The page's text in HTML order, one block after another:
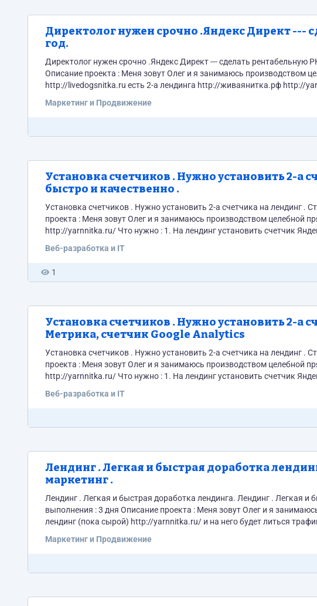
Директолог нужен срочно .Яндекс Директ ---
год.
Директолог нужен срочно .Яндекс Директ --- сделать рентабельную РК. Стоимость : 200 000рублей Срок выполнения : 365
Описание проекта : Меня зовут Олег и я занимаюсь производством целебной пряжи из собачьей шерсти . У меня есть сайт
http://livedogsnitka.ru есть 2-а лендинга http://живаянитка.рф http://yarnnitka.ru/ есть основной интернет-магазин
показателях ROI больше...
Маркетинг и Продвижение
Установка счетчиков . Нужно установить 2-а
быстро и качественно .
Установка счетчиков . Нужно установить 2-а счетчика на лендинг . Стоимость : 1000рублей Срок выполнения : 1 сутки Описание
проекта : Меня зовут Олег и я занимаюсь производством целебной пряжи из собачьей шерсти . Недавно сделал лендинг
http://yarnnitka.ru/ Что нужно : 1. На лендинг установить счетчик Яндекс Метрика и прописать цели 2. На лендинг установить
Веб-разработка и IT
1
Установка счетчиков . Нужно установить 2-а
Метрика, счетчик Google Analytics
Установка счетчиков . Нужно установить 2-а счетчика на лендинг . Стоимость : 1000рублей Срок выполнения : 1 сутки Описание
проекта : Меня зовут Олег и я занимаюсь производством целебной пряжи из собачьей шерсти . Недавно сделал лендинг
http://yarnnitka.ru/ Что нужно : 1. На лендинг установить счетчик Яндекс Метрика и прописать цели 2. На лендинг установить
Веб-разработка и IT
Лендинг . Легкая и быстрая доработка
маркетинг .
Лендинг . Легкая и быстрая доработка лендинга. Лендинг . Легкая и быстрая доработка лендинга. Стоимость : 1200рублей Срок
выполнения : 3 дня Описание проекта : Меня зовут Олег и я занимаюсь производством целебной пряжи из собачьей шерсти . Есть
лендинг (пока сырой) http://yarnnitka.ru/ и на него будет литься трафик с Яндекса и Гугла 1. Сделать
Маркетинг и Продвижение